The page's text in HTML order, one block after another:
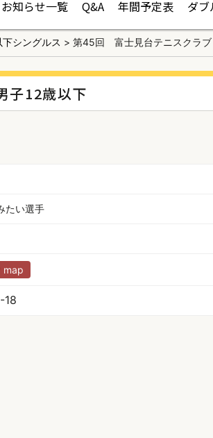
お知らせ一覧 Q&A 年間予定表 ダ
シングルス > 第45回 富士見台テニスクラ
12歳以下
たい選手
map
18